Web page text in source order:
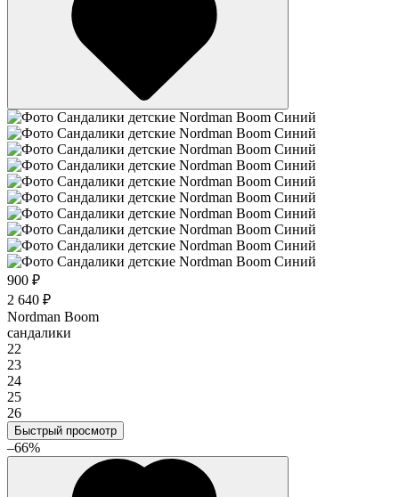
900 ₽
2 640 ₽
Nordman Boom
сандалики
22
23
24
25
26
Быстрый просмотр
–66%